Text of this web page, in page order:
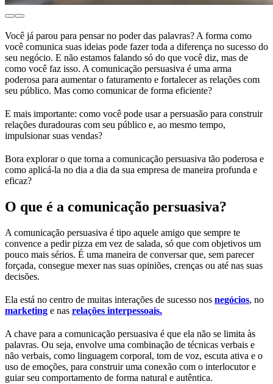
Você já parou para pensar no poder das palavras? A forma como
você comunica suas ideias pode fazer toda a diferença no sucesso do
seu negócio. E não estamos falando só do que você diz, mas de
como você faz isso. A comunicação persuasiva é uma arma
poderosa para aumentar o faturamento e fortalecer as relações com
seu público. Mas como comunicar de forma eficiente?
E mais importante: como você pode usar a persuasão para construir
relações duradouras com seu público e, ao mesmo tempo,
impulsionar suas vendas?
Bora explorar o que torna a comunicação persuasiva tão poderosa e
como aplicá-la no dia a dia da sua empresa de maneira profunda e
eficaz?
O que é a comunicação persuasiva?
A comunicação persuasiva é tipo aquele amigo que sempre te
convence a pedir pizza em vez de salada, só que com objetivos um
pouco mais sérios. É uma maneira de conversar que, sem parecer
forçada, consegue mexer nas suas opiniões, crenças ou até nas suas
decisões.
Ela está no centro de muitas interações de sucesso nos negócios, no
marketing e nas relações interpessoais.
A chave para a comunicação persuasiva é que ela não se limita às
palavras. Ou seja, envolve uma combinação de técnicas verbais e
não verbais, como linguagem corporal, tom de voz, escuta ativa e o
uso de emoções, para construir uma conexão com o interlocutor e
guiar seu comportamento de forma natural e autêntica.